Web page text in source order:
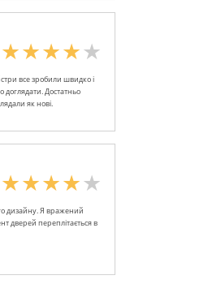
все зробили швидко і
доглядати. Достатньо
як нові.
дизайну. Я вражений
дверей переплітається в